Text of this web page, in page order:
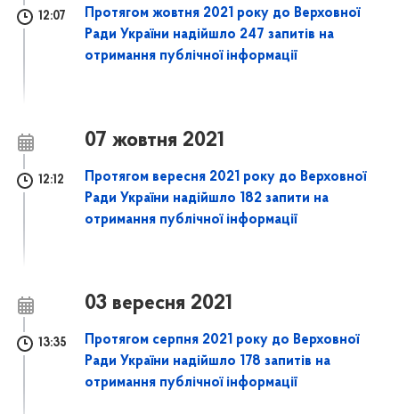
12:07
Протягом жовтня 2021 року до Верховної
Ради України надійшло 247 запитів на
отримання публічної інформації
07 жовтня 2021
12:12
Протягом вересня 2021 року до Верховної
Ради України надійшло 182 запити на
отримання публічної інформації
03 вересня 2021
13:35
Протягом серпня 2021 року до Верховної
Ради України надійшло 178 запитів на
отримання публічної інформації